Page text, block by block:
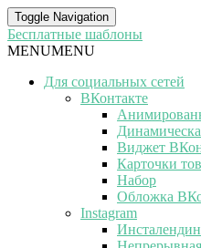
Toggle Navigation
Бесплатные шаблоны
MENUMENU
Для социальных сетей
ВКонтакте
Виджет
Карточки
Набор
Обложка
Instagram